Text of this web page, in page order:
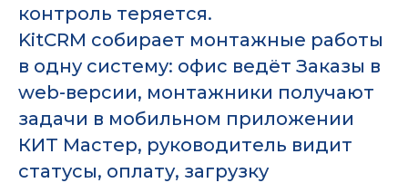
контроль теряется.
KitCRM собирает монтажные работы
в одну систему: офис ведёт Заказы в
web-версии, монтажники получают
задачи в мобильном приложении
КИТ Мастер, руководитель видит
статусы, оплату, загрузку